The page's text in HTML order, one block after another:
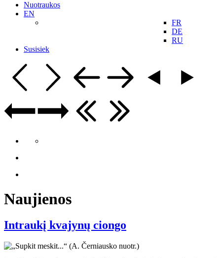
Nuotraukos
EN
FR
DE
RU
Susisiek
Naujienos
Intraukį kvajynų ciongo